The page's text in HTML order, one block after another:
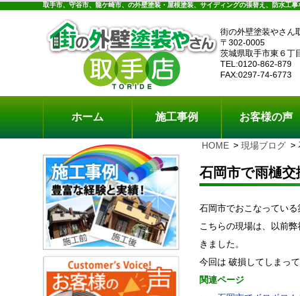
取手市、守谷市、龍ケ崎市、の外壁塗装・屋根塗装、サイディングの張替え、防水工
街の外壁塗装やさん
〒302-0005
茨城県取手市東６丁
TEL:0120-862-879
FAX:0297-74-6773
ホーム 施工事例 お客様の声
HOME 現場ブログ
石岡市で雨樋交
石岡市でおこなっている
こちらの現場は、以前
きました。
今回は 破損してしまっ
関連ページ